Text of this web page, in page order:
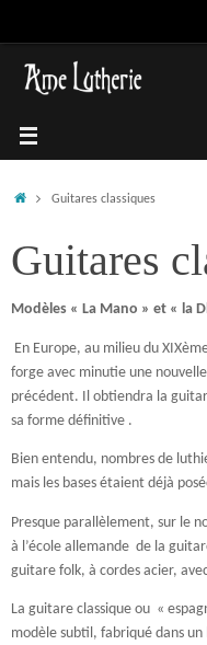
AccueilGuitares classiques
Guitares
Modèles « La Mano » et « la
En Europe, au milieu du
forge avec minutie une
précédent. Il obtiendra la
sa forme définitive .
Bien entendu, nombres de
mais les bases étaient déjà
Presque parallèlement, sur le
à l’école allemande de la
guitare folk, à cordes acier,
La guitare classique ou «
modèle subtil, fabriqué dans